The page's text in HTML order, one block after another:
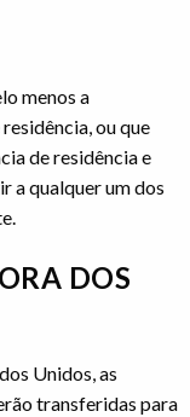
menos a
ou que
de residência e
a qualquer um dos
DOS
Unidos, as
transferidas para